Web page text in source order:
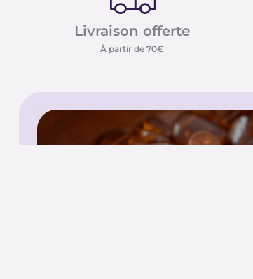
Livraison offerte
À partir de 70€